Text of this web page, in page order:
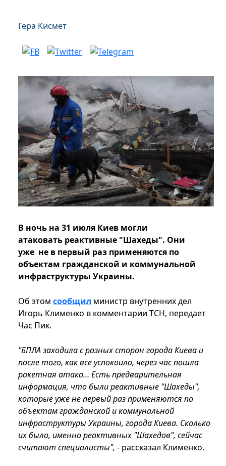
Гера Кисмет
В ночь на 31 июля Киев могли
атаковать реактивные "Шахеды". Они
уже не в первый раз применяются по
объектам гражданской и коммунальной
инфраструктуры Украины.
Об этом сообщил министр внутренних дел
Игорь Клименко в комментарии ТСН, передает
Час Пик.
"БПЛА заходила с разных сторон города Киева и
после того, как все успокоило, через час пошла
ракетная атака… Есть предварительная
информация, что были реактивные "Шахеды",
которые уже не первый раз применяются по
объектам гражданской и коммунальной
инфраструктуры Украины, города Киева. Сколько
их было, именно реактивных "Шахедов", сейчас
считают специалисты", - рассказал Клименко.